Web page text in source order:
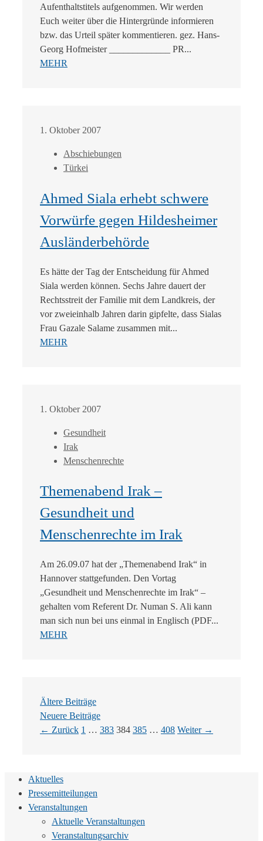
Aufenthaltstitels aufgenommen. Wir werden
Euch weiter über die Hintergründe informieren
bzw. das Urteil später kommentieren. gez. Hans-
Georg Hofmeister _____________ PR...
MEHR
1. Oktober 2007
Abschiebungen
Türkei
Ahmed Siala erhebt schwere
Vorwürfe gegen Hildesheimer
Ausländerbehörde
Es hätte der Tag der Entscheidung für Ahmed
Siala werden können. Sechs Jahre dauert der
Rechtsstreit der Familie mit dem Landkreis, der
vor zweieinhalb Jahren darin gipfelte, dass Sialas
Frau Gazale Salame zusammen mit...
MEHR
1. Oktober 2007
Gesundheit
Irak
Menschenrechte
Themenabend Irak –
Gesundheit und
Menschenrechte im Irak
Am 26.09.07 hat der „Themenabend Irak“ in
Hannover stattgefunden. Den Vortag
„Gesundheit und Menschenrechte im Irak“ –
gehalten vom Referent Dr. Numan S. Ali kann
man sich nun bei uns einmal in Englisch (PDF...
MEHR
Ältere Beiträge
Neuere Beiträge
← Zurück Seite
1 … Seite
383 Seite
384 Seite
385 … Seite
408 Weiter →
Aktuelles
Pressemitteilungen
Veranstaltungen
Aktuelle Veranstaltungen
Veranstaltungsarchiv